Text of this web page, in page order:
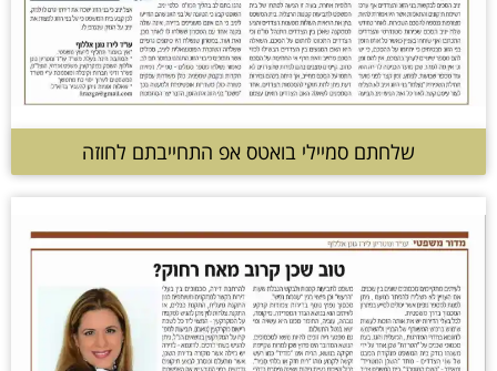
שלחתם סמיילי בואטס אפ התחייבתם לחוזה